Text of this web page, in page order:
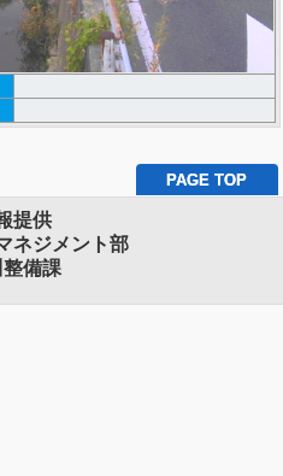
PAGE TOP
提供
ネジメント部
備課